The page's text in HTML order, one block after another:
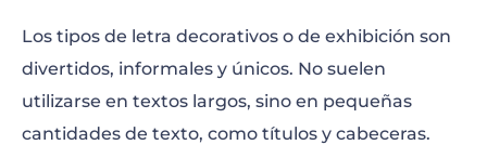
Los tipos de letra decorativos o de exhibición son
divertidos, informales y únicos. No suelen
utilizarse en textos largos, sino en pequeñas
cantidades de texto, como títulos y cabeceras.